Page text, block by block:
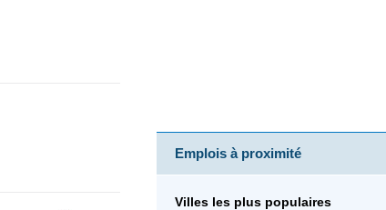
Emplois à proximité
Villes les plus populaires